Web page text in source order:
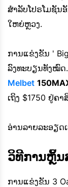
ສຳລັບໂປຣໂມຊັນ
ໃຫຍ່ຫຼວງ.
ການແຂ່ງຂັນ '
ລົງທະບຽນທັງໝົດ
Melbet
ເຖິງ $1750 ຢູ່ຄ
ອ່ານລາຍລະອຽດ
ວິທີການຫຼິ້ນ
ການແຂ່ງຂັນ 3